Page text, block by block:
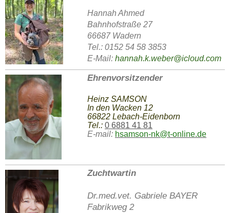
Hannah Ahmed
Bahnhofstraße 27
66687 Wadern
Tel.: 0152 54 58 3853
E-Mail: hannah.k.weber@icloud.com
Ehrenvorsitzender
Heinz SAMSON
In den Wacken 12
66822 Lebach-Eidenborn
Tel.: 0 6881 41 81
E-mail: hsamson-nk@t-online.de
Zuchtwartin
Dr.med.vet. Gabriele BAYER
Fabrikweg 2